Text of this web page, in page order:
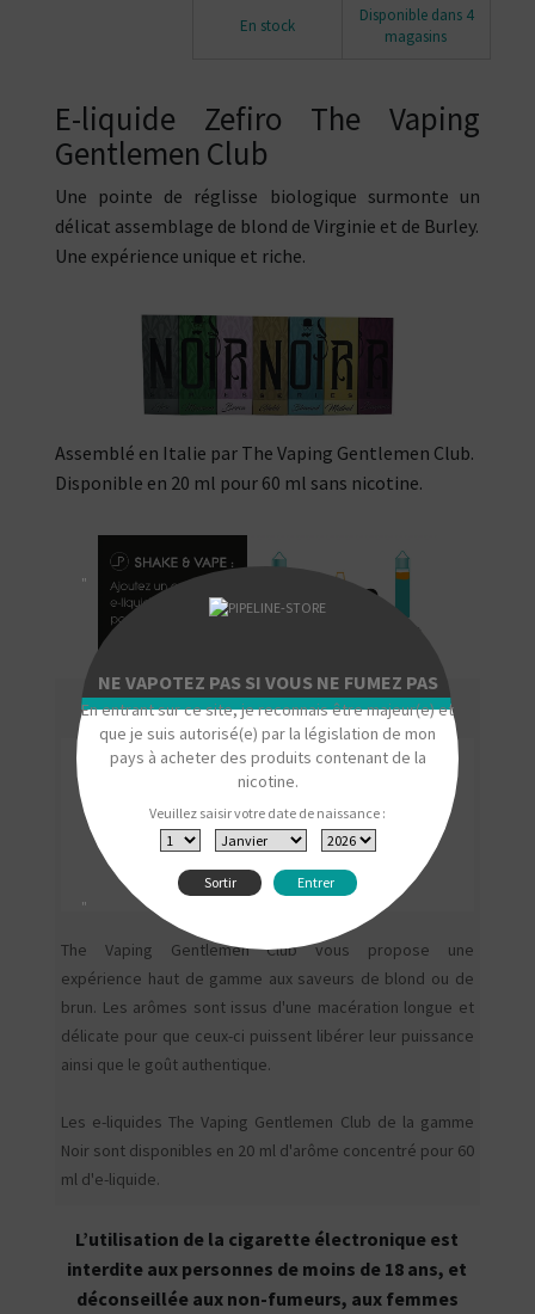
En stock
Disponible dans 4
magasins
E-liquide Zefiro The Vaping
Gentlemen Club
Une pointe de réglisse biologique surmonte un
délicat assemblage de blond de Virginie et de Burley.
Une expérience unique et riche.
Assemblé en Italie par The Vaping Gentlemen Club.
Disponible en 20 ml pour 60 ml sans nicotine.
The Vaping Gentlemen Club vous propose une
expérience haut de gamme aux saveurs de blond ou de
brun. Les arômes sont issus d'une macération longue et
délicate pour que ceux-ci puissent libérer leur puissance
ainsi que le goût authentique.
Les e-liquides The Vaping Gentlemen Club de la gamme
Noir sont disponibles en 20 ml d'arôme concentré pour 60
ml d'e-liquide.
L’utilisation de la cigarette électronique est
interdite aux personnes de moins de 18 ans, et
déconseillée aux non-fumeurs, aux femmes
"
NE VAPOTEZ PAS SI VOUS NE FUMEZ PAS
En entrant sur ce site, je reconnais être majeur(e) et
que je suis autorisé(e) par la législation de mon
pays à acheter des produits contenant de la
nicotine.
Veuillez saisir votre date de naissance :
Sortir
Entrer
"